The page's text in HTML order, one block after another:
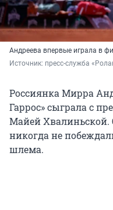
Андреева впервые играла в
Источник: пресс-служба
Россиянка Мирра
Гаррос» сыграла с
Майей Хвалиньской.
никогда не
шлема.